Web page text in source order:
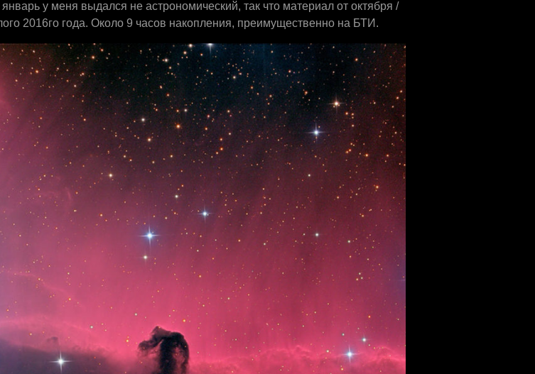
у меня выдался не астрономический, так что материал от октября /
2016го года. Около 9 часов накопления, преимущественно на БТИ.